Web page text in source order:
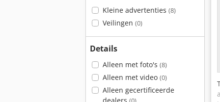
Kleine advertenties (8)
Veilingen (0)
Details
Alleen met foto's (8)
Alleen met video (0)
Alleen gecertificeerde